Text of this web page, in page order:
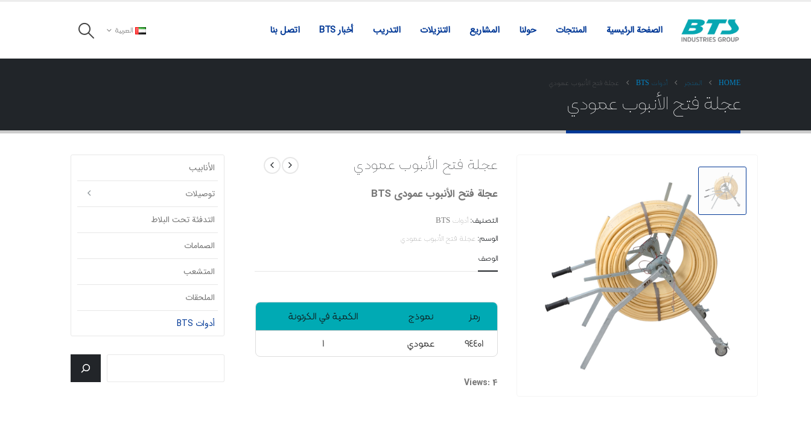
الصفحة الرئيسية المنتجات حولنا المشاريع التنزيلات التدريب أخبار BTS اتصل بنا العربية
HOME المتجر أدوات BTS عجلة فتح الأنبوب عمودي
عجلة فتح الأنبوب عمودي
عجلة فتح الأنبوب عمودي
عجلة فتح الأنبوب عمودي BTS
التصنيف:أدوات BTS
الوسم: عجلة فتح الأنبوب عمودي
الوصف
رمز نموذج
الكمية في الكرتونة
۹٤٤۰۱
عمودي ۱
Views: 4
الأنابيب
توصیلات
التدفئة تحت البلاط
الصمامات
المتشعب
الملحقات
أدوات BTS